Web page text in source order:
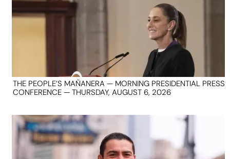
THE PEOPLE’S MAÑANERA — MORNING PRESIDENTIAL PRESS
CONFERENCE — THURSDAY, AUGUST 6, 2026